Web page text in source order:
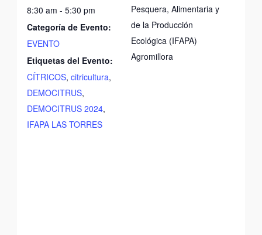
8:30 am - 5:30 pm
Categoría de Evento:
EVENTO
Etiquetas del Evento:
CÍTRICOS,citricultura,
DEMOCITRUS,
DEMOCITRUS 2024,
IFAPA LAS TORRES
Pesquera, Alimentaria y
de la Producción
Ecológica (IFAPA)
Agromillora